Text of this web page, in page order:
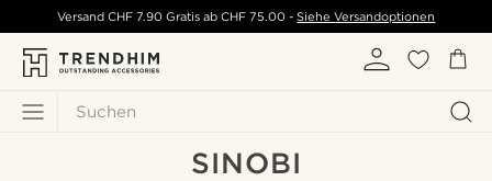
Suchen
Versand CHF 7.90 Gratis ab CHF 75.00 - Siehe Versandoptionen
SINOBI